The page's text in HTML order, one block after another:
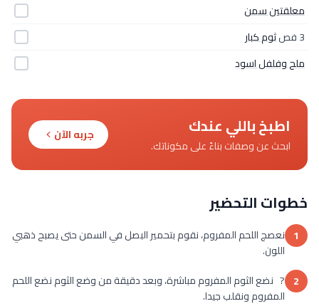
معلقتين سمن
3 فص
ثوم كبار
ملح وفلفل اسود
اطبخ باللي عندك
ابحث عن وصفات بناءً على مكوناتك.
جربه الآن
خطوات التحضير
1 نعصج اللحم المفروم، نقوم بتحمير البصل في السمن حتى يصبح ذهبي
اللون.
2 ? نضع الثوم المفروم مباشرة، وبعد دقيقة من وضع الثوم نضع اللحم
المفروم ونقلب جيدا.